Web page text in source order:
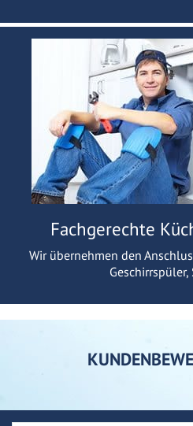
Fachgerechte
Wir übernehmen den
Geschirrspüler,